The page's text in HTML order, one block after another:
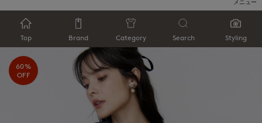
Top Brand Category Search Styling
60%
OFF